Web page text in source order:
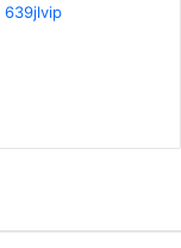
639jlvip